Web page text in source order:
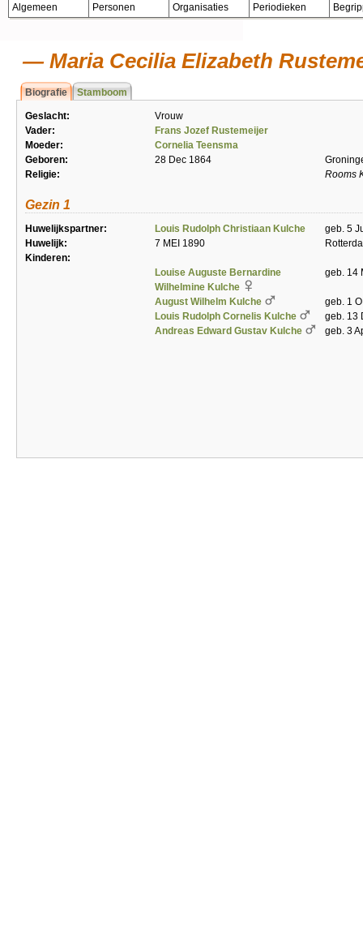
Algemeen Personen Organisaties Periodieken
Maria Cecilia Elizabeth
Biografie Stamboom
Geslacht:
Vrouw
Vader:
Frans Jozef Rustemeijer
Moeder:
Cornelia Teensma
Geboren:
28 Dec 1864
Religie:
Rooms
Gezin 1
Huwelijkspartner: Louis Rudolph Christiaan Kulche
geb. 5
Huwelijk:
7 MEI 1890
Kinderen:
Louise Auguste Bernardine
Wilhelmine Kulche
geb. 14
August Wilhelm Kulche
geb. 1
Louis Rudolph Cornelis Kulche
geb. 13
Andreas Edward Gustav Kulche
geb. 3